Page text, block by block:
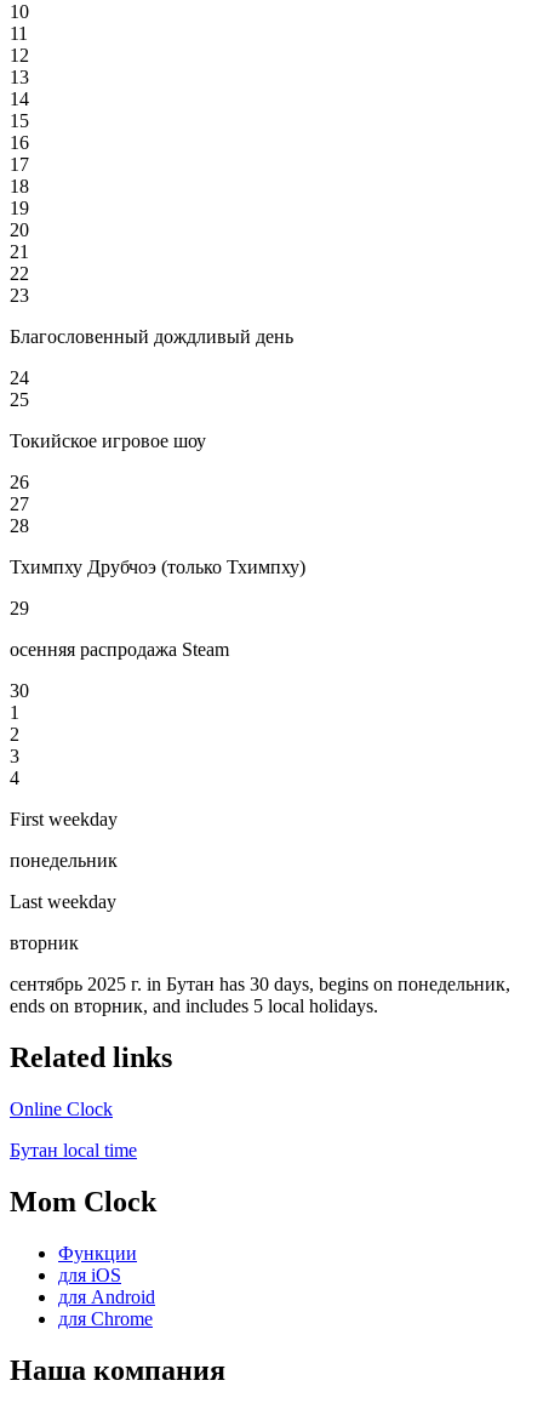
10
11
12
13
14
15
16
17
18
19
20
21
22
23
Благословенный дождливый день
24
25
Токийское игровое шоу
26
27
28
Тхимпху Друбчоэ (только Тхимпху)
29
осенняя распродажа Steam
30
1
2
3
4
First weekday
понедельник
Last weekday
вторник
сентябрь 2025 г. in Бутан has 30 days, begins on понедельник,
ends on вторник, and includes 5 local holidays.
Related links
Online Clock
Бутан local time
Mom Clock
Функции
для iOS
для Android
для Chrome
Наша компания